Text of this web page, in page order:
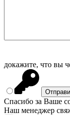
докажите, что вы
Спасибо за Ваше
Наш менеджер